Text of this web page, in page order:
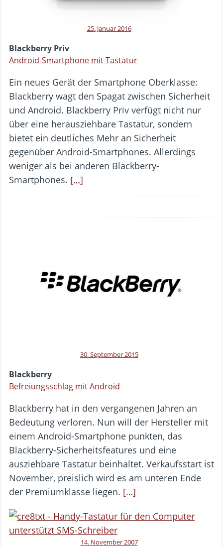
25. Januar 2016
Blackberry Priv
Android-Smartphone mit Tastatur
Ein neues Gerät der Smartphone Oberklasse:
Blackberry wagt den Spagat zwischen Sicherheit
und Android. Blackberry Priv verfügt nicht nur
über eine herausziehbare Tastatur, sondern
bietet ein deutliches Mehr an Sicherheit
gegenüber Android-Smartphones. Allerdings
weniger als bei anderen Blackberry-
Smartphones. […]
30. September 2015
Blackberry
Befreiungsschlag mit Android
Blackberry hat in den vergangenen Jahren an
Bedeutung verloren. Nun will der Hersteller mit
einem Android-Smartphone punkten, das
Blackberry-Sicherheitsfeatures und eine
ausziehbare Tastatur beinhaltet. Verkaufsstart ist
November, preislich wird es am unteren Ende
der Premiumklasse liegen. […]
14. November 2007